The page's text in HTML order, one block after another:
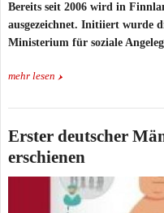
Bereits seit 2006 wird in
ausgezeichnet. Initiiert wurde
Ministerium für soziale
mehr lesen
Erster deutscher
erschienen